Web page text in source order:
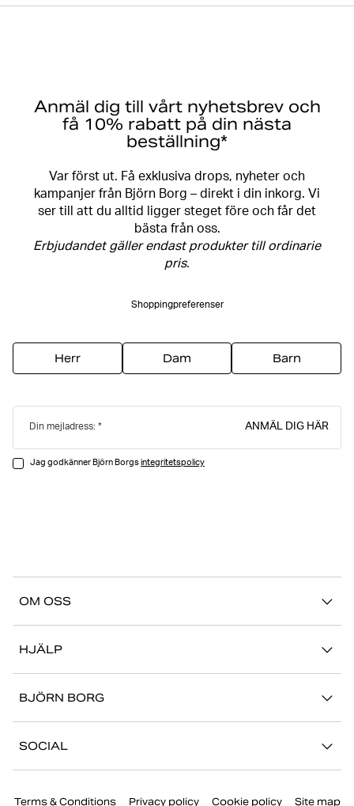
Anmäl dig till vårt nyhetsbrev och
få 10% rabatt på din nästa
beställning*
Var först ut. Få exklusiva drops, nyheter och
kampanjer från Björn Borg – direkt i din inkorg. Vi
ser till att du alltid ligger steget före och får det
bästa från oss.
Erbjudandet gäller endast produkter till ordinarie
pris.
Shoppingpreferenser
Herr Dam Barn
Din mejladress: ANMÄL DIG HÄR
Jag godkänner Björn Borgsintegritetspolicy
OM OSS
Stories
Butiker
HJÄLP
FAQ
Retur/Reklamation
BJÖRN BORG
SOCIAL
Terms & Conditions Privacy policy Cookie policy Site map